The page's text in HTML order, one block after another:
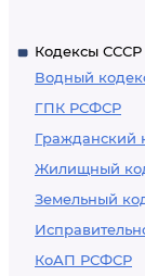
Кодексы
Водный
ГПК РСФСР
Гражданский
Жилищный
Земельный
КоАП РСФСР